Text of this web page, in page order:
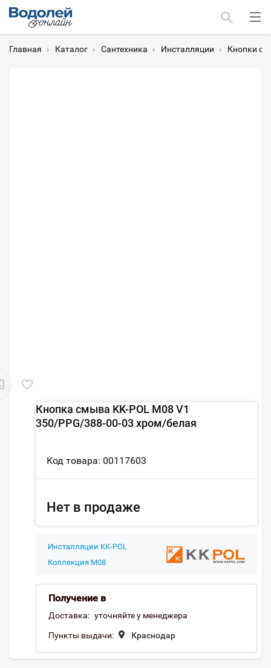
Главная › Каталог › Сантехника › Инсталляции › Кнопки
Кнопка смыва KK-POL M08 V1
350/PPG/388-00-03 хром/белая
Код товара: 00117603
Нет в продаже
Инсталляции KK-POL
Коллекция M08
Получение в
Доставка: уточняйте у менеджера
Пункты выдачи: Краснодар